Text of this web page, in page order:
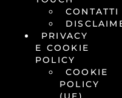
CONTATTI
PRIVACY
E COOKIE
POLICY
COOKIE
POLICY